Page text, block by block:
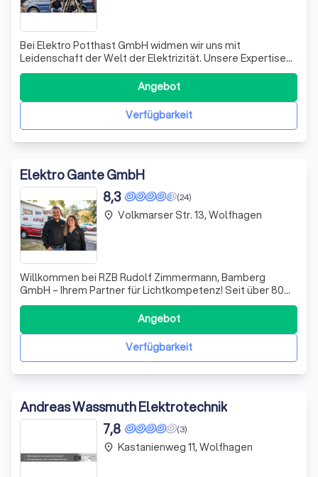
Bei Elektro Potthast GmbH widmen wir uns mit
Leidenschaft der Welt der Elektrizität. Unsere Expertise
erstreckt sich von der Planung und Installation innovativer
Elektrokonzepte für Bürokomplexe bis hin zur Wartung
und Reparatur bestehender Anlagen. Unser qualifiziertes
Team aus über zwanzig Fachkrä
Verfügbarkeit
Angebot
Elektro Gante GmbH
(24)
8,3
Willkommen bei RZB Rudolf Zimmermann, Bamberg
GmbH – Ihrem Partner für Lichtkompetenz! Seit über 80
Jahren stehen wir für höchste Effizienz und exzellente
Lichtqualität „Made in Germany“. Als Familienunternehmen
legen wir großen Wert auf Kontinuität und Nachhaltigkeit,
um langfristige Partnerschafte
Verfügbarkeit
Angebot
place Volkmarser Str. 13, Wolfhagen
Andreas Wassmuth Elektrotechnik
(3)
7,8
place Kastanienweg 11, Wolfhagen